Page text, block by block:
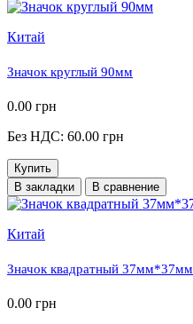
Китай
Значок круглый 90мм
0.00 грн
Без НДС: 60.00 грн
Купить
В закладки
В сравнение
Китай
Значок квадратный 37мм*37мм
0.00 грн